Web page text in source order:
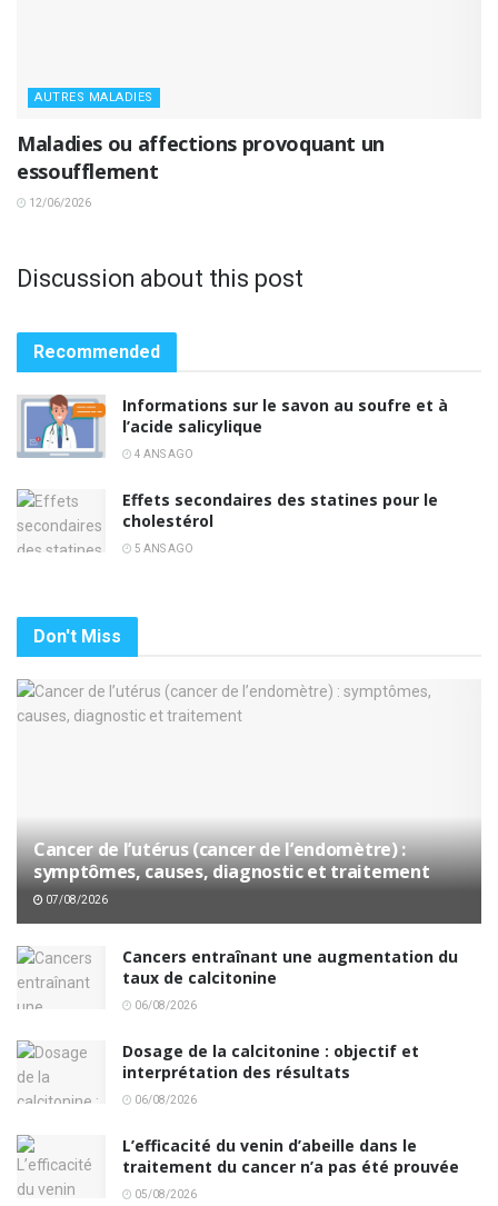
AUTRES MALADIES
Maladies ou affections provoquant un
essoufflement
12/06/2026
Discussion about this post
Recommended
Informations sur le savon au soufre et à
l’acide salicylique
4 ANS AGO
Effets secondaires des statines pour le
cholestérol
5 ANS AGO
Don't Miss
Cancer de l’utérus (cancer de l’endomètre) :
symptômes, causes, diagnostic et traitement
07/08/2026
Cancers entraînant une augmentation du
taux de calcitonine
06/08/2026
Dosage de la calcitonine : objectif et
interprétation des résultats
06/08/2026
L’efficacité du venin d’abeille dans le
traitement du cancer n’a pas été prouvée
05/08/2026